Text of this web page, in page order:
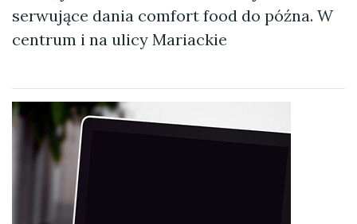
serwujące dania comfort food do późna. W
centrum i na ulicy Mariackie